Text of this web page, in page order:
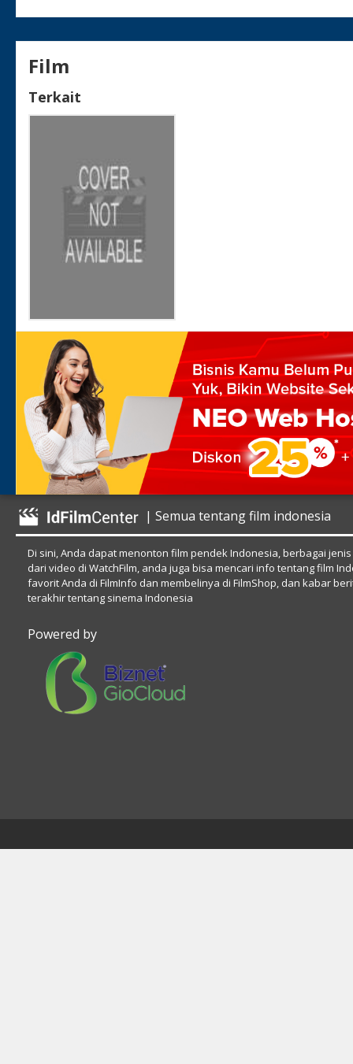
Film
Terkait
| Semua tentang film indonesia
Di sini, Anda dapat menonton film pendek Indonesia, berbagai
dari video di WatchFilm, anda juga bisa mencari info tentang film
favorit Anda di FilmInfo dan membelinya di FilmShop, dan kabar
terakhir tentang sinema Indonesia
Powered by